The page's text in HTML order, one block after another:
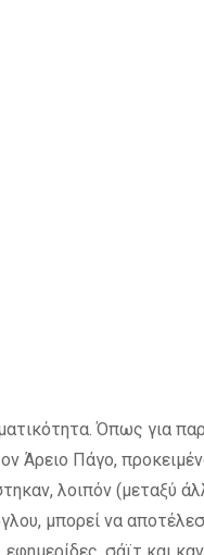
Όπως για
Άρειο Πάγο,
λοιπόν (μεταξύ
μπορεί να